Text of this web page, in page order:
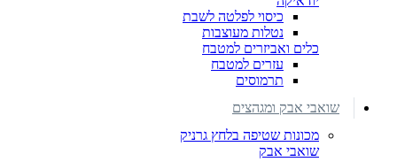
כיסוי לפלטה לשבת
נטלות מעוצבות
כלים ואביזרים למטבח
עזרים למטבח
תרמוסים
שואבי אבק ומגהצים
מכונות שטיפה בלחץ גרניק
שואבי אבק